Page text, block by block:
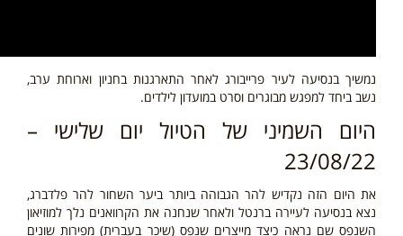
נמשיך בנסיעה לעיר פרייבורג לאחר התארגנות בחניון וארוחת ערב,
נשב ביחד למפגש מבוגרים וסרט במועדון לילדים.
היום השמיני של הטיול יום שלישי –
23/08/22
את היום הזה נקדיש להר הגבוהה ביותר ביער השחור להר פלדברג,
נצא בנסיעה לעיירה ברנטל ולאחר שנחנה את הקרוואנים נלך למוזיאון
השנפס שם נראה כיצד מייצרים שנפס (שיכר בעברית) מפירות שונים